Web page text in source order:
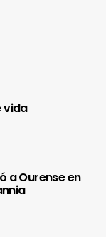
vida
a Ourense en